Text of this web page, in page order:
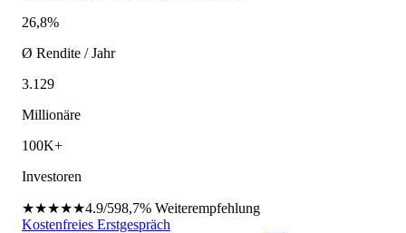
26,8%
Ø Rendite / Jahr
3.129
Millionäre
100K+
Investoren
★★★★★4.9/598,7% Weiterempfehlung
Kostenfreies Erstgespräch